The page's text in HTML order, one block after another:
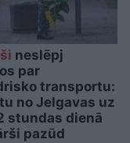
neslēpj
par
transportu:
no Jelgavas uz
stundas dienā
pazūd